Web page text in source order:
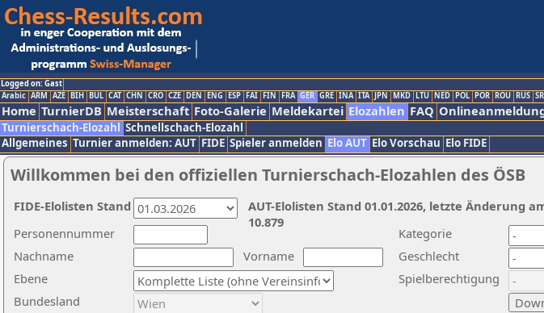
Logged on: Gast
Arabic ARM AZE BIH BUL CAT CHN CRO CZE DEN ENG ESP FAI FIN FRA GER GRE INA ITA JPN MKD LTU NED POL POR ROU RUS
Home TurnierDB Meisterschaft Foto-Galerie Meldekartei Elozahlen FAQ
Turnierschach-Elozahl Schnellschach-Elozahl
Allgemeines Turnier anmelden: AUT FIDE Spieler anmelden Elo AUT Elo Vorschau Elo FIDE
Willkommen bei den offiziellen Turnierschach-Elozahlen des ÖSB
Nachname
Vorname
Ebene
Kategorie
Personennummer
Bundesland
Geschlecht
Spielberechtigung
AUT-Elolisten Stand 01.01.2026, letzte Änderung
10.879
FIDE-Elolisten Stand